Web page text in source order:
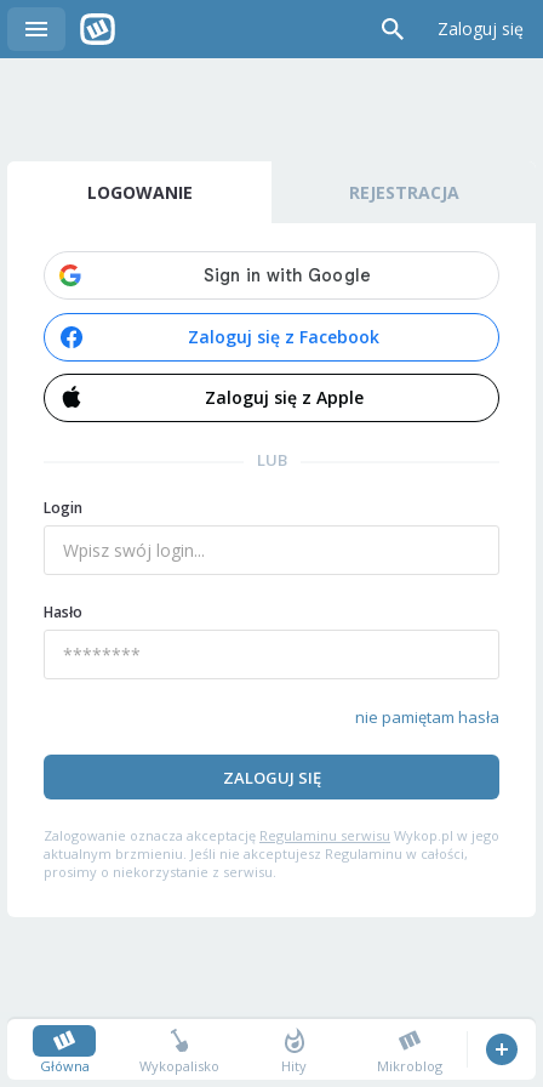
Zaloguj się
LOGOWANIE REJESTRACJA
Zaloguj się z Facebook
Zaloguj się z Apple
LUB
Login
Hasło
nie pamiętam hasła
ZALOGUJ SIĘ
Zalogowanie oznacza akceptację Regulaminu serwisu Wykop.pl w jego
aktualnym brzmieniu. Jeśli nie akceptujesz Regulaminu w całości,
prosimy o niekorzystanie z serwisu.
Główna Wykopalisko Hity Mikroblog